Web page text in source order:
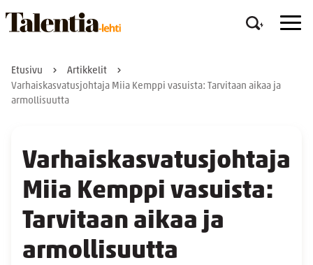
Etusivu
Artikkelit
Varhaiskasvatusjohtaja Miia Kemppi vasuista: Tarvitaan aikaa ja
armollisuutta
Varhaiskasvatusjohtaja
Miia Kemppi vasuista:
Tarvitaan aikaa ja
armollisuutta